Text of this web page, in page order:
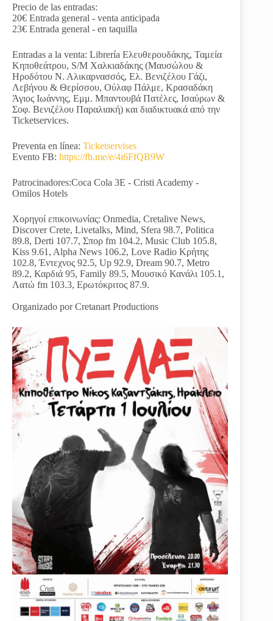
Precio de las entradas:
20€ Entrada general - venta anticipada
23€ Entrada general - en taquilla
Entradas a la venta: Librería Ελευθερουδάκης, Ταμεία
Κηποθεάτρου, S/M Χαλκιαδάκης (Μαυσώλου &
Ηροδότου Ν. Αλικαρνασσός, Ελ. Βενιζέλου Γάζι,
Λεβήνου & Θερίσσου, Ούλαφ Πάλμε, Κρασαδάκη
Άγιος Ιωάννης, Εμμ. Μπαντουβά Πατέλες, Ισαύρων &
Σοφ. Βενιζέλου Παραλιακή) και διαδικτυακά από την
Ticketservices.
Preventa en línea: Ticketservises
Evento FB: https://fb.me/e/4i6FfQB9W
Patrocinadores:Coca Cola 3E - Cristi Academy -
Omilos Hotels
Χορηγοί επικοινωνίας: Onmedia, Cretalive News,
Discover Crete, Livetalks, Mind, Sfera 98.7, Politica
89.8, Derti 107.7, Σπορ fm 104.2, Music Club 105.8,
Kiss 9.61, Alpha News 106.2, Love Radio Κρήτης
102.8, Έντεχνος 92.5, Up 92.9, Dream 90.7, Metro
89.2, Καρδιά 95, Family 89.5, Μουσικό Κανάλι 105.1,
Λατώ fm 103.3, Ερωτόκριτος 87.9.
Organizado por Cretanart Productions